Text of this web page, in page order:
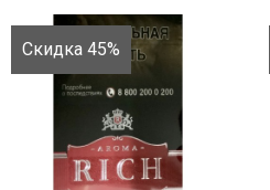
Скидка 45%